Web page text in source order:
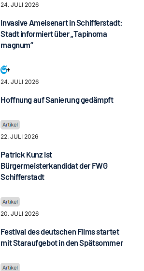
24. JULI 2026
Invasive Ameisenart in Schifferstadt:
Stadt informiert über „Tapinoma
magnum“
24. JULI 2026
Hoffnung auf Sanierung gedämpft
22. JULI 2026
Patrick Kunz ist
Bürgermeisterkandidat der FWG
Schifferstadt
20. JULI 2026
Festival des deutschen Films startet
mit Staraufgebot in den Spätsommer